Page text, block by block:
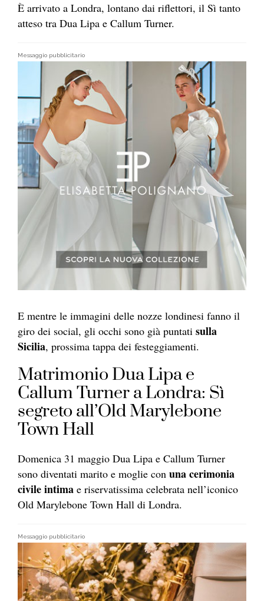
È arrivato a Londra, lontano dai riflettori, il Sì tanto
atteso tra Dua Lipa e Callum Turner.
Messaggio pubblicitario
E mentre le immagini delle nozze londinesi fanno il
giro dei social, gli occhi sono già puntati sulla
Sicilia, prossima tappa dei festeggiamenti.
Matrimonio Dua Lipa e
Callum Turner a Londra: Sì
segreto all’Old Marylebone
Town Hall
Domenica 31 maggio Dua Lipa e Callum Turner
sono diventati marito e moglie con una cerimonia
civile intima e riservatissima celebrata nell’iconico
Old Marylebone Town Hall di Londra.
Messaggio pubblicitario